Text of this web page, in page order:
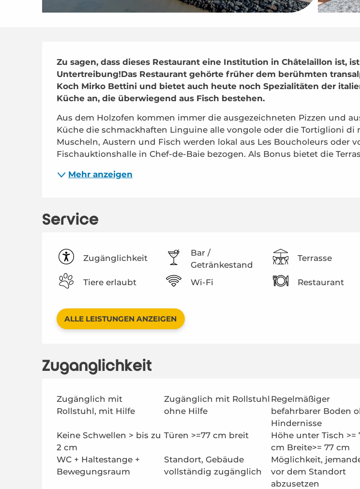
Beschreibung
Zu sagen, dass dieses Restaurant eine Institution in Châtelaillon ist,
Untertreibung!Das Restaurant gehörte früher dem berühmten
Koch Mirko Bettini und bietet auch heute noch Spezialitäten der
Küche an, die überwiegend aus Fisch bestehen.
Aus dem Holzofen kommen immer die ausgezeichneten Pizzen und
Küche die schmackhaften Linguine alle vongole oder die Tortiglioni di
Muscheln, Austern und Fisch werden lokal aus Les Boucholeurs oder
Fischauktionshalle in Chef-de-Baie bezogen. Als Bonus bietet die
Mehr anzeigen
Service
Zugänglichkeit
Bar /
Getränkestand
Terrasse
Tiere erlaubt Wi-Fi Restaurant
ALLE LEISTUNGEN ANZEIGEN
Zugänglichkeit
Zugänglich mit
Rollstuhl, mit Hilfe
Zugänglich mit Rollstuhl
ohne Hilfe
Regelmäßiger
befahrbarer Boden
Hindernisse
Keine Schwellen > bis zu
2 cm
Türen >=77 cm breit
Höhe unter Tisch >=
cm Breite>= 77 cm
WC + Haltestange +
Bewegungsraum
Standort, Gebäude
vollständig zugänglich
Möglichkeit,
vor dem Standort
abzusetzen